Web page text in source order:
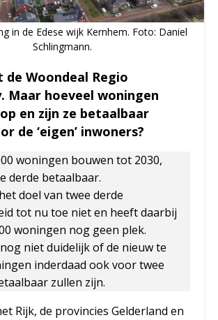
in de Edese wijk Kernhem. Foto: Daniel
Schlingmann.
de Woondeal Regio
Maar hoeveel woningen
en zijn ze betaalbaar
de ‘eigen’ inwoners?
woningen bouwen tot 2030,
derde betaalbaar.
doel van twee derde
tot nu toe niet en heeft daarbij
woningen nog geen plek.
niet duidelijk of de nieuw te
inderdaad ook voor twee
zullen zijn.
Rijk, de provincies Gelderland en